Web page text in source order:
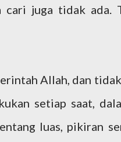
juga tidak ada.
Allah, dan
setiap saat,
luas, pikiran